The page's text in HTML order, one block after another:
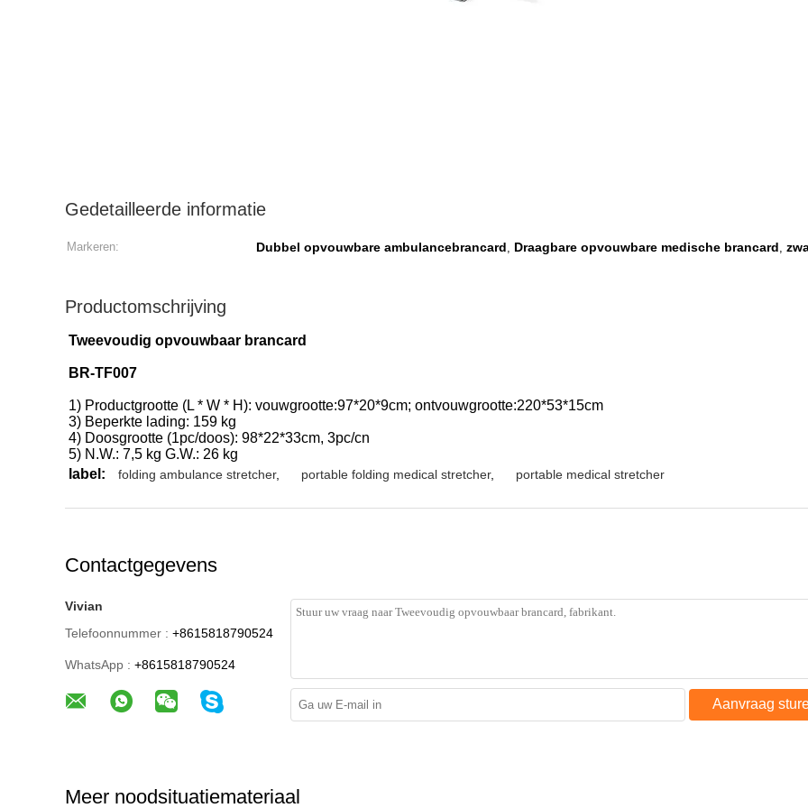
Gedetailleerde informatie
Markeren: Dubbel opvouwbare ambulancebrancard, Draagbare opvouwbare medische brancard,
Productomschrijving
Tweevoudig opvouwbaar brancard
BR-TF007
1) Productgrootte (L * W * H): vouwgrootte:97*20*9cm; ontvouwgrootte:220*53*15cm
3) Beperkte lading: 159 kg
4) Doosgrootte (1pc/doos): 98*22*33cm, 3pc/cn
5) N.W.: 7,5 kg G.W.: 26 kg
label:
folding ambulance stretcher, portable folding medical stretcher, portable medical stretcher
Contactgegevens
Vivian
Telefoonnummer : +8615818790524
WhatsApp : +8615818790524
Aanvraag
Meer noodsituatiemateriaal